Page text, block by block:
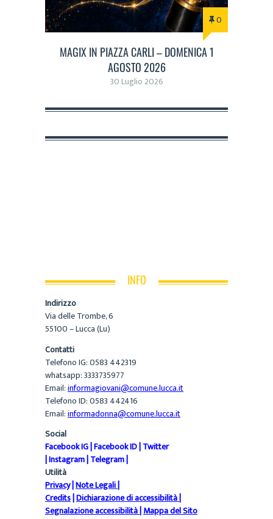
0
MAGIX IN PIAZZA CARLI – DOMENICA 1
AGOSTO 2026
30 Luglio 2026
INFO
Indirizzo
Via delle Trombe, 6
55100 – Lucca (Lu)
Contatti
Telefono IG: 0583 442319
whatsapp: 3333735977
Email:informagiovani@comune.lucca.it
Telefono ID: 0583 442416
Email:informadonna@comune.lucca.it
Social
Facebook IG|Facebook ID|Twitter
|Instagram|Telegram|
Utilità
Privacy|Note Legali|
Credits|Dichiarazione di accessibilità|
Segnalazione accessibilità|Mappa del Sito